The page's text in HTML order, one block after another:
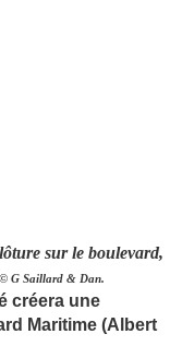
sur le boulevard,
© G Saillard & Dan.
créera une
Maritime (Albert